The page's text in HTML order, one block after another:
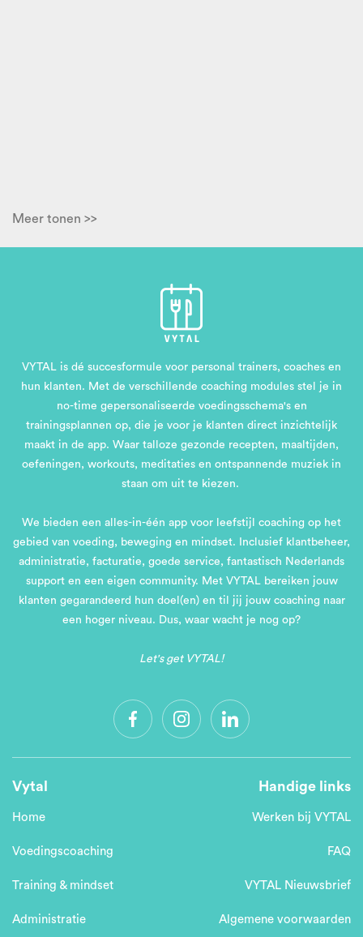
Meer tonen >>
VYTAL is dé succesformule voor personal trainers, coaches en
hun klanten. Met de verschillende coaching modules stel je in
no-time gepersonaliseerde voedingsschema's en
trainingsplannen op, die je voor je klanten direct inzichtelijk
maakt in de app. Waar talloze gezonde recepten, maaltijden,
oefeningen, workouts, meditaties en ontspannende muziek in
staan om uit te kiezen.
We bieden een alles-in-één app voor leefstijl coaching op het
gebied van voeding, beweging en mindset. Inclusief klantbeheer,
administratie, facturatie, goede service, fantastisch Nederlands
support en een eigen community. Met VYTAL bereiken jouw
klanten gegarandeerd hun doel(en) en til jij jouw coaching naar
een hoger niveau. Dus, waar wacht je nog op?
Let's get VYTAL!
Vytal
Home
Voedingscoaching
Training & mindset
Administratie
Handige links
Werken bij VYTAL
FAQ
VYTAL Nieuwsbrief
Algemene voorwaarden